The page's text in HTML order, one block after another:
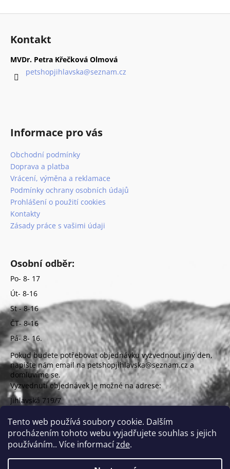
Tento web používá soubory cookie. Dalším
procházením tohoto webu vyjadřujete souhlas s jejich
používáním.. Více informacízde.
Z
Kontakt
MVDr. Petra Křečková Olmová
petshopjihlavska@seznam.cz
Informace pro vás
Obchodní podmínky
Doprava a platba
Vrácení, výměna a reklamace
Podmínky ochrany osobních údajů
Prohlášení o použití cookies
Kontakty
Zásady práce s vašimi údaji
Osobní odběr:
Po- 8- 17
Út- 8-16
St - 8-16
ČT- 8-16
Pá- 8- 16.
Pokud budete potřebovat objednávku vyzvednout jiný den,
napište nám email na petshopjihlavska@seznam.cz a
domluvíme se.
Vyzvednutí objednávek je možné na adrese:
Jihlavská 719/7
(vchod z ulice Uzbecká)